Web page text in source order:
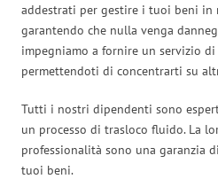
addestrati per gestire i tuoi beni in
garantendo che nulla venga
impegniamo a fornire un servizio di
permettendoti di concentrarti su
Tutti i nostri dipendenti sono
un processo di trasloco fluido. La
professionalità sono una garanzia
tuoi beni.